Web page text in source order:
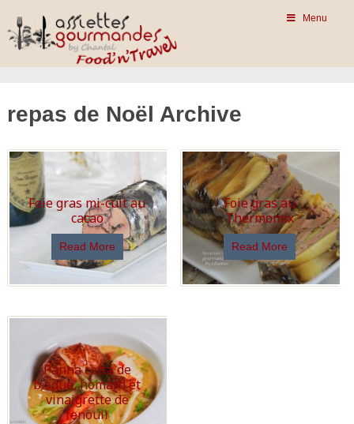
Menu
repas de Noël Archive
Foie gras mi-cuit au
cacao
Read More
Foie gras au
Thermomix
Read More
Panna cotta de
bisque, homard et
vinaigrette de
fenouil